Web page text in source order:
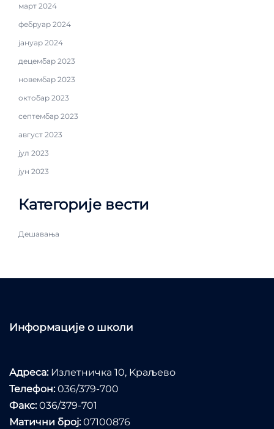
март 2024
фебруар 2024
јануар 2024
децембар 2023
новембар 2023
октобар 2023
септембар 2023
август 2023
јул 2023
јун 2023
Категорије вести
Дешавања
Информације о школи
Адреса:Излетничка 10, Kраљево
Телефон:036/379-700
Факс:036/379-701
Матични број:07100876